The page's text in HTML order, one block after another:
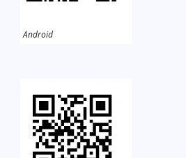
Android